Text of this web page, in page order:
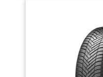
technologie de production de